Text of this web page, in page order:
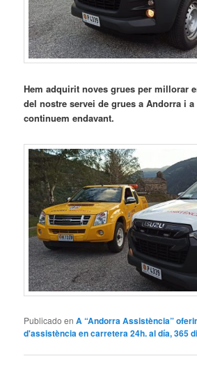
Hem adquirit noves grues per millorar
del nostre servei de grues a Andorra i a
continuem endavant.
Publicado en A “Andorra Assistència”
d'assistència en carretera 24h. al día, 365